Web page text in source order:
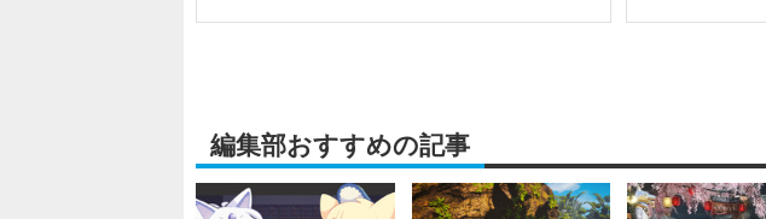
編集部おすすめの記事